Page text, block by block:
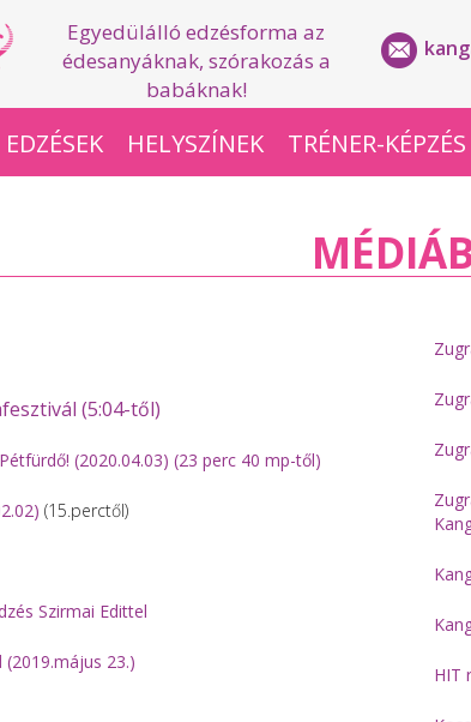
Egyedülálló edzésforma az
édesanyáknak, szórakozás a
babáknak!
EDZÉSEK HELYSZÍNEK TRÉNER-KÉPZÉS
(5:04-től)
(2020.04.03) (23 perc 40 mp-től)
(15.perctől)
Szirmai Edittel
23.)
HIT